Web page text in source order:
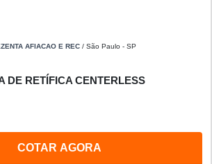
AFIACAO E REC / São Paulo - SP
DE RETÍFICA CENTERLESS
COTAR AGORA